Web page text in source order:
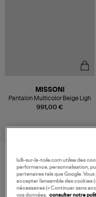
991,00 €
MISSONI
Pantalon Multicolor Beige Ligh
VOS DERNIERS
lulli-sur-la-toile.com utilise des
performance, personnalisation,
partenaires tels que Google.
accepter l’ensemble des cookies
nécessaires (« Continuer sans
vos données, consulter notre